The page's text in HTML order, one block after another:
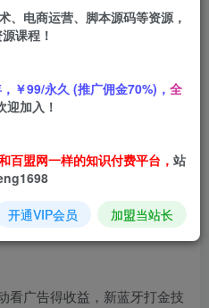
购买
千，0撸可做，项目正规可靠
看广告得收益，新蓝牙打金技
、电商运营、脚本源码等资源，
课程！
￥99/永久 (推广佣金70%)， 全
迎加入！
百盟网一样的知识付费平台， 站
开通VIP会员 加盟当站长